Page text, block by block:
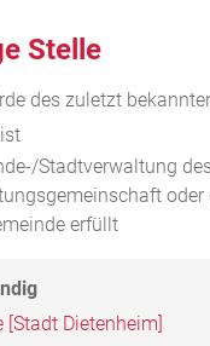
Stelle
des zuletzt
Stadtverwaltung
erfüllt
[Stadt Dietenheim]